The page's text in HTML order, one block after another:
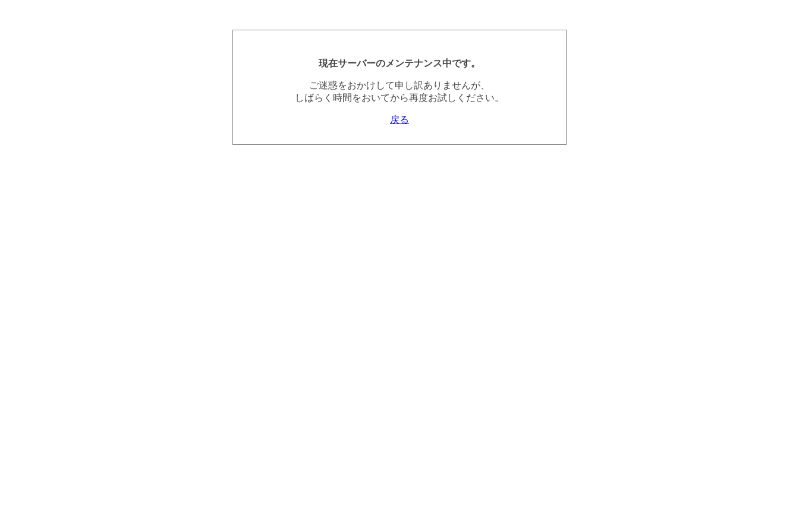
現在サーバーのメンテナンス中です。
ご迷惑をおかけして申し訳ありませんが、
しばらく時間をおいてから再度お試しください。
戻る